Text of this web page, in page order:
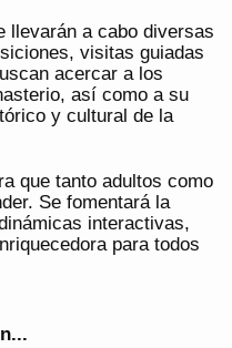
llevarán a cabo diversas
visitas guiadas
acercar a los
así como a su
y cultural de la
que tanto adultos como
Se fomentará la
interactivas,
para todos